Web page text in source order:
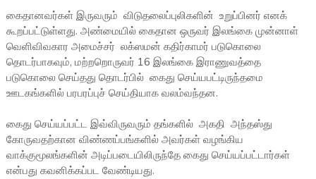
கைதானவர்கள் இருவரும் விடுதலைப்புலிகளின் உறுப்பினர் எனக்
கூறப்பட்டுள்ளது. அண்மையில் கைதான ஒருவர் இலங்கை முன்னாள்
வெளிவிவகார அமைச்சர் லக்ஸமன் கதிர்காமர் படுகொலை
தொடர்பாகவும், மற்றறொருவர் 16 இலங்கை இராணுவத்தை
படுகொலை செய்தது தொடர்பில் கைது செய்யபட்டிருந்தமை
ஊடகங்களில் பரபரப்புச் செய்தியாக வலம்வந்தன.
கைது செய்யப்பட்ட இவ்விருவரும் தங்களில் அகதி அந்தஸ்து
கோருவதற்கான விண்ணப்பங்களில் அவர்கள் வழங்கிய
வாக்குமூலங்களின் அடிப்படையிலிருந்தே கைது செய்யப்பட்டார்கள்
என்பது கவனிக்கப்பட வேண்டியது.